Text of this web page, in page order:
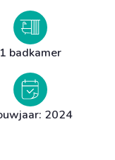
1 badkamer
2024